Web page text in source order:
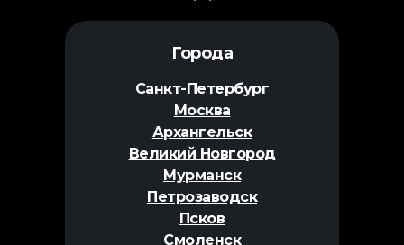
Города
Санкт-Петербург
Москва
Архангельск
Великий Новгород
Мурманск
Петрозаводск
Псков
Смоленск